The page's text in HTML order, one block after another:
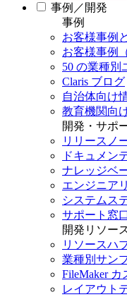
事例／開発
事例
お客様事例
お客様事例
50 の業種別
Claris ブログ
自治体向け
教育機関向
開発・サポ
リリースノ
ドキュメン
ナレッジベ
エンジニア
システムス
サポート窓
開発リソー
リソースハ
業種別サン
FileMaker
レイアウト